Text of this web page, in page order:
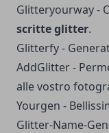
Glitteryourway-
scritte glitter.
Glitterfy-
AddGlitter-
alle vostro
Yourgen -
Glitter-Name-